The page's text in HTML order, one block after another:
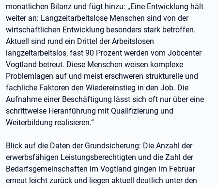
monatlichen Bilanz und fügt hinzu: „Eine Entwicklung hält
weiter an: Langzeitarbeitslose Menschen sind von der
wirtschaftlichen Entwicklung besonders stark betroffen.
Aktuell sind rund ein Drittel der Arbeitslosen
langzeitarbeitslos, fast 90 Prozent werden vom Jobcenter
Vogtland betreut. Diese Menschen weisen komplexe
Problemlagen auf und meist erschweren strukturelle und
fachliche Faktoren den Wiedereinstieg in den Job. Die
Aufnahme einer Beschäftigung lässt sich oft nur über eine
schrittweise Heranführung mit Qualifizierung und
Weiterbildung realisieren.“
Blick auf die Daten der Grundsicherung: Die Anzahl der
erwerbsfähigen Leistungsberechtigten und die Zahl der
Bedarfsgemeinschaften im Vogtland gingen im Februar
erneut leicht zurück und liegen aktuell deutlich unter den